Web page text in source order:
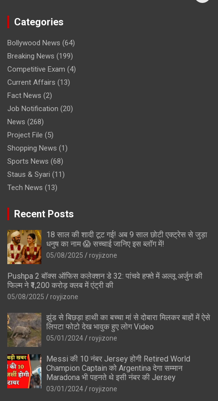
Categories
Bollywood News (64)
Breaking News (199)
Competitive Exam (4)
Current Affairs (13)
Fact News (2)
Job Notification (20)
News (268)
Project File (5)
Shopping News (1)
Sports News (68)
Staus & Syari (11)
Tech News (13)
Recent Posts
18 साल की शादी टूट गई! अब 9 साल छोटी एक्ट्रेस से जुड़ा
धनुष का नाम 😱 सच्चाई जानिए इस ब्लॉग में!
05/08/2025 royjizone
Pushpa 2 बॉक्स ऑफिस कलेक्शन डे 32: पांचवे हफ्ते में अल्लू अर्जुन की
फिल्म ने ₹1,200 करोड़ क्लब में एंट्री की
05/08/2025 royjizone
झुंड से बिछड़ा हाथी का बच्चा मां से दोबारा मिलकर बाहों में ऐसे
लिपटा फोटो देख भावुक हुए लोग Video
05/01/2024 royjizone
Messi की 10 नंबर Jersey होगी Retired World
Champion Captain को Argentina देगा सम्मान
Maradona भी पहनते थे इसी नंबर की Jersey
03/01/2024 royjizone